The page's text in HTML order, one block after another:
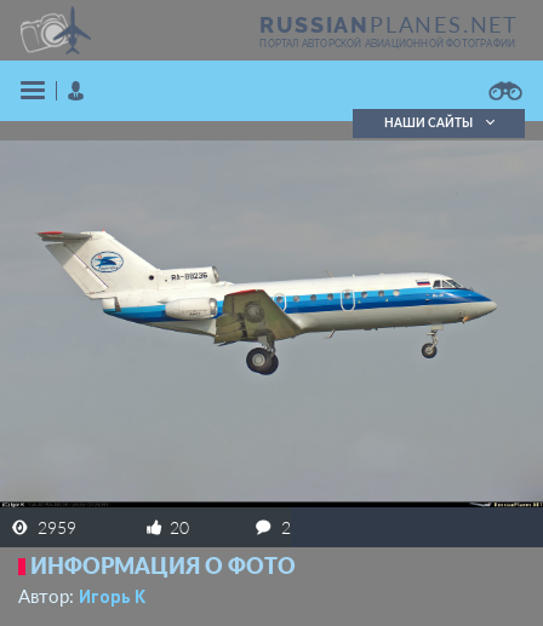
RUSSIAN PLANES.NET
ПОРТАЛ АВТОРСКОЙ АВИАЦИОННОЙ ФОТОГРАФИИ
НАШИ САЙТЫ
2959 20 2
ИНФОРМАЦИЯ О ФОТО
Автор: Игорь К